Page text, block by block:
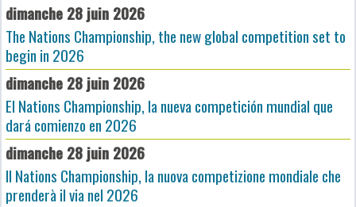
dimanche 28 juin 2026
The Nations Championship, the new global competition set to
begin in 2026
dimanche 28 juin 2026
El Nations Championship, la nueva competición mundial que
dará comienzo en 2026
dimanche 28 juin 2026
Il Nations Championship, la nuova competizione mondiale che
prenderà il via nel 2026